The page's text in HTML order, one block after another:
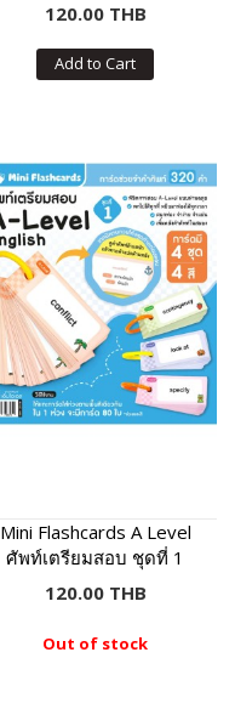
120.00 THB
Add to Cart
Mini Flashcards A Level
ศัพท์เตรียมสอบ ชุดที่ 1
120.00 THB
Out of stock